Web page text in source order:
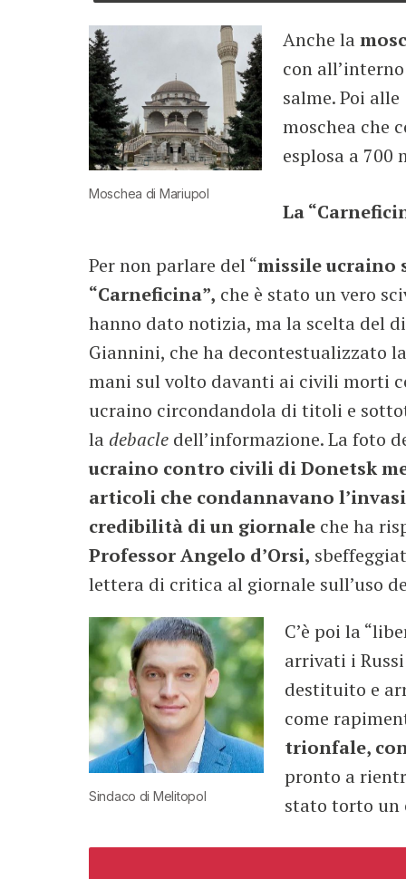
Moschea di Mariupol
Anche la
con
salme. Poi
moschea che
esplosa a 700
La
Per non parlare del “missile ucraino
“Carneficina”, che è stato un vero
hanno dato notizia, ma la scelta del
Giannini, che ha decontestualizzato
mani sul volto davanti ai civili morti
ucraino circondandola di titoli e
la debacle dell’informazione. La foto
ucraino contro civili di Donetsk
articoli che condannavano
credibilità di un giornale che ha
ProfessorAngelo d’Orsi,
lettera di critica al giornale sull’uso
Sindaco di Melitopol
C’è poi la
arrivati i
destituito e
come
trionfale,
pronto a
stato torto un